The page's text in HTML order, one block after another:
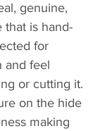
genuine,
that is hand-
for
and feel
or cutting it.
on the hide
making